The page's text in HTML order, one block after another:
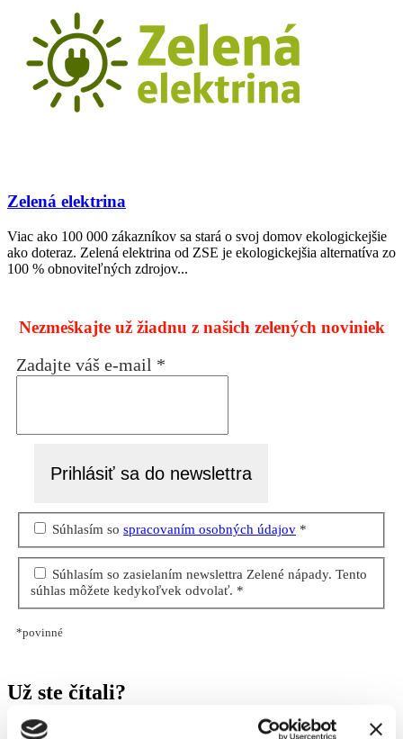
Zelená elektrina
Viac ako 100 000 zákazníkov sa stará o svoj domov ekologickejšie
ako doteraz. Zelená elektrina od ZSE je ekologickejšia alternatíva zo
100 % obnoviteľných zdrojov...
Nezmeškajte už žiadnu z našich zelených noviniek
Zadajte váš e-mail *
Súhlasím so spracovaním osobných údajov *
Súhlasím so zasielaním newslettra Zelené nápady. Tento
súhlas môžete kedykoľvek odvolať. *
*povinné
Už ste čítali?